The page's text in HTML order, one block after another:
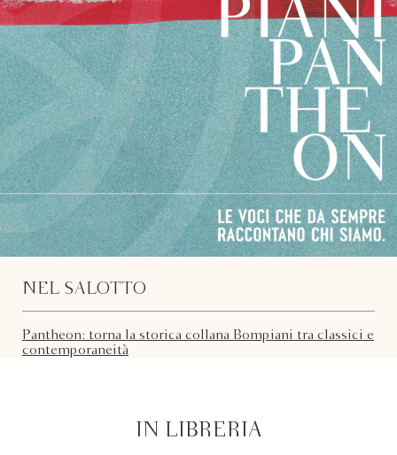
NEL SALOTTO
Pantheon: torna la storica collana Bompiani tra classici e
contemporaneità
IN LIBRERIA